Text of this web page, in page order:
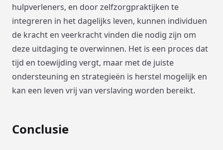
hulpverleners, en door zelfzorgpraktijken te
integreren in het dagelijks leven, kunnen individuen
de kracht en veerkracht vinden die nodig zijn om
deze uitdaging te overwinnen. Het is een proces dat
tijd en toewijding vergt, maar met de juiste
ondersteuning en strategieën is herstel mogelijk en
kan een leven vrij van verslaving worden bereikt.
Conclusie